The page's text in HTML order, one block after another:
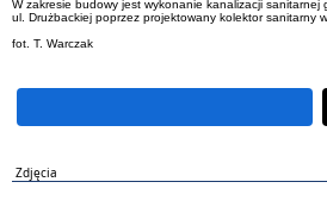
W zakresie budowy jest wykonanie kanalizacji sanitarnej
ul. Drużbackiej poprzez projektowany kolektor sanitarny
fot. T. Warczak
Zdjęcia